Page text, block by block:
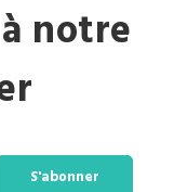
notre
S'abonner